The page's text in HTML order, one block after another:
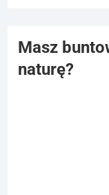
Masz
naturę?